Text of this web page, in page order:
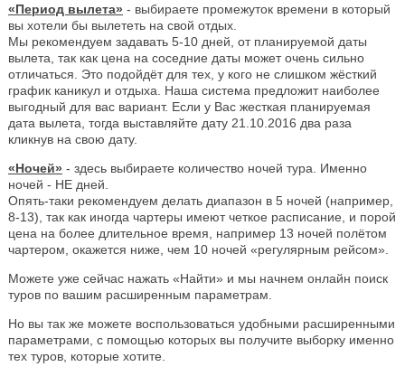
«Период вылета» - выбираете промежуток времени в который
вы хотели бы вылететь на свой отдых.
Мы рекомендуем задавать 5-10 дней, от планируемой даты
вылета, так как цена на соседние даты может очень сильно
отличаться. Это подойдёт для тех, у кого не слишком жёсткий
график каникул и отдыха. Наша система предложит наиболее
выгодный для вас вариант. Если у Вас жесткая планируемая
дата вылета, тогда выставляйте дату 21.10.2016 два раза
кликнув на свою дату.
«Ночей» - здесь выбираете количество ночей тура. Именно
ночей - НЕ дней.
Опять-таки рекомендуем делать диапазон в 5 ночей (например,
8-13), так как иногда чартеры имеют четкое расписание, и порой
цена на более длительное время, например 13 ночей полётом
чартером, окажется ниже, чем 10 ночей «регулярным рейсом».
Можете уже сейчас нажать «Найти» и мы начнем онлайн поиск
туров по вашим расширенным параметрам.
Но вы так же можете воспользоваться удобными расширенными
параметрами, с помощью которых вы получите выборку именно
тех туров, которые хотите.